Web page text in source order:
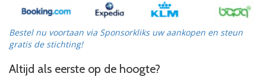
Bestel nu voortaan via Sponsorkliks uw aankopen en steun
gratis de stichting!
Altijd als eerste op de hoogte?